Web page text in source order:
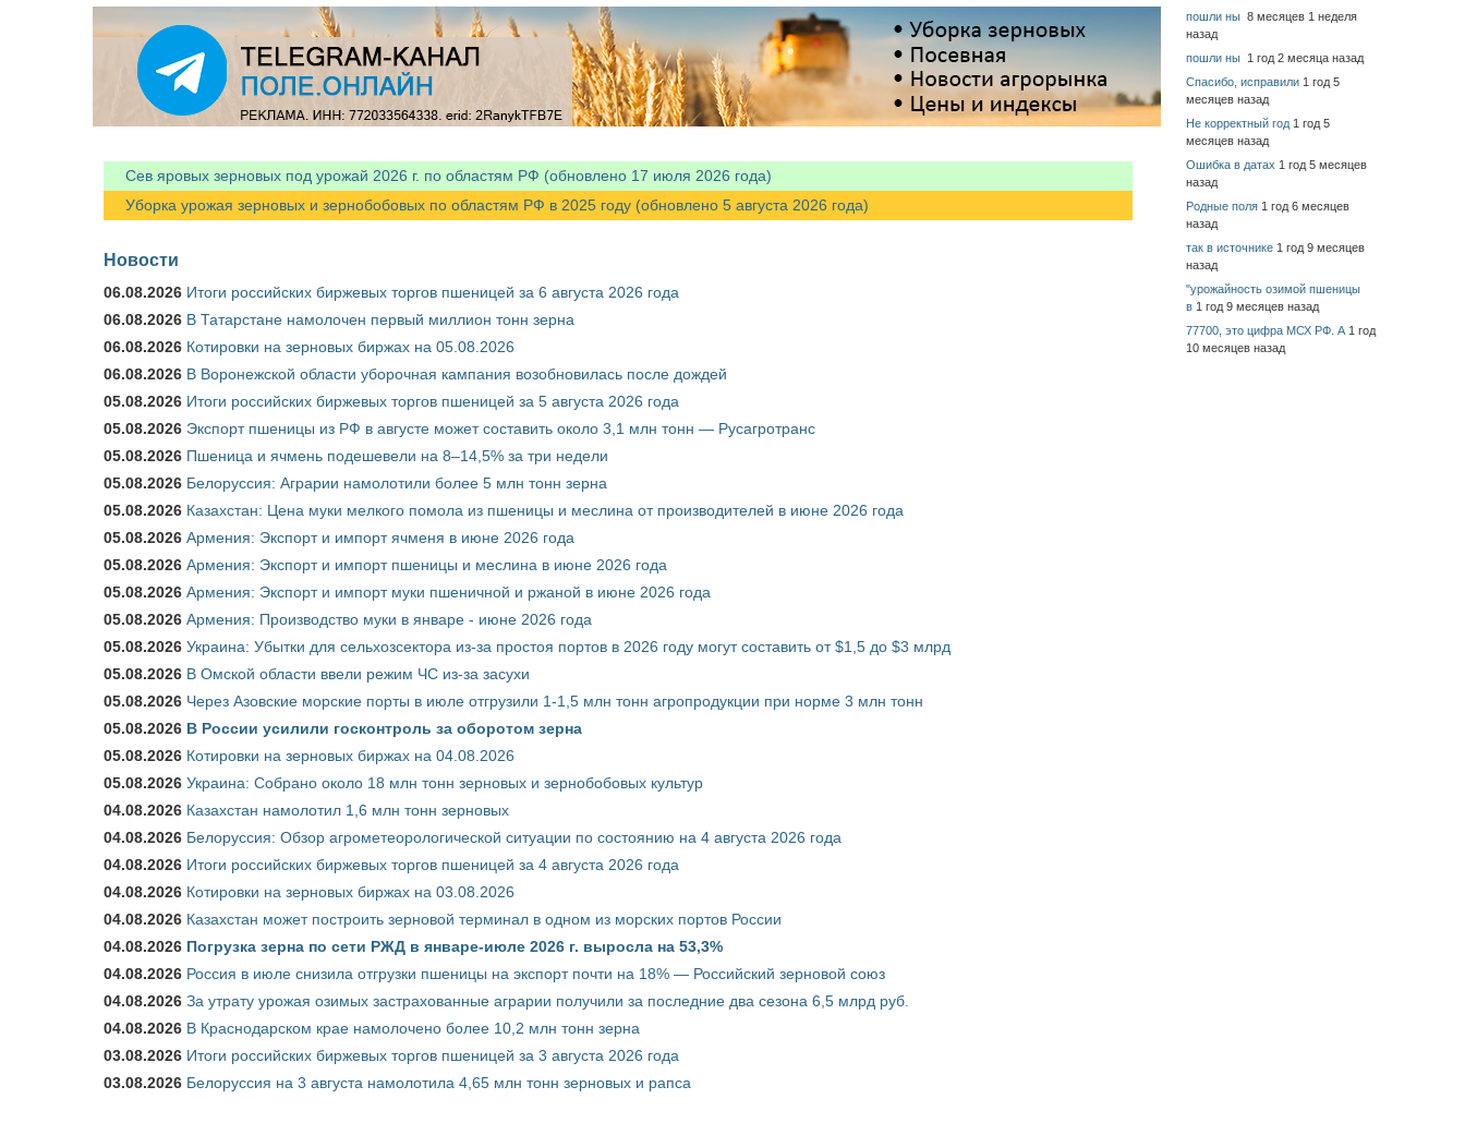
Сев яровых зерновых под урожай 2026 г. по областям РФ (обновлено 17 июля 2026 года)
Уборка урожая зерновых и зернобобовых по областям РФ в 2025 году (обновлено 5 августа 2026 года)
Новости
06.08.2026 Итоги российских биржевых торгов пшеницей за 6 августа 2026 года
06.08.2026 В Татарстане намолочен первый миллион тонн зерна
06.08.2026 Котировки на зерновых биржах на 05.08.2026
06.08.2026 В Воронежской области уборочная кампания возобновилась после дождей
05.08.2026 Итоги российских биржевых торгов пшеницей за 5 августа 2026 года
05.08.2026 Экспорт пшеницы из РФ в августе может составить около 3,1 млн тонн — Русагротранс
05.08.2026 Пшеница и ячмень подешевели на 8–14,5% за три недели
05.08.2026 Белоруссия: Аграрии намолотили более 5 млн тонн зерна
05.08.2026 Казахстан: Цена муки мелкого помола из пшеницы и меслина от производителей в июне 2026 года
05.08.2026 Армения: Экспорт и импорт ячменя в июне 2026 года
05.08.2026 Армения: Экспорт и импорт пшеницы и меслина в июне 2026 года
05.08.2026 Армения: Экспорт и импорт муки пшеничной и ржаной в июне 2026 года
05.08.2026 Армения: Производство муки в январе - июне 2026 года
05.08.2026 Украина: Убытки для сельхозсектора из-за простоя портов в 2026 году могут составить от $1,5 до $3 млрд
05.08.2026 В Омской области ввели режим ЧС из-за засухи
05.08.2026 Через Азовские морские порты в июле отгрузили 1-1,5 млн тонн агропродукции при норме 3 млн тонн
05.08.2026 В России усилили госконтроль за оборотом зерна
05.08.2026 Котировки на зерновых биржах на 04.08.2026
05.08.2026 Украина: Собрано около 18 млн тонн зерновых и зернобобовых культур
04.08.2026 Казахстан намолотил 1,6 млн тонн зерновых
04.08.2026 Белоруссия: Обзор агрометеорологической ситуации по состоянию на 4 августа 2026 года
04.08.2026 Итоги российских биржевых торгов пшеницей за 4 августа 2026 года
04.08.2026 Котировки на зерновых биржах на 03.08.2026
04.08.2026 Казахстан может построить зерновой терминал в одном из морских портов России
04.08.2026 Погрузка зерна по сети РЖД в январе-июле 2026 г. выросла на 53,3%
04.08.2026 Россия в июле снизила отгрузки пшеницы на экспорт почти на 18% — Российский зерновой союз
04.08.2026 За утрату урожая озимых застрахованные аграрии получили за последние два сезона 6,5 млрд руб.
04.08.2026 В Краснодарском крае намолочено более 10,2 млн тонн зерна
03.08.2026 Итоги российских биржевых торгов пшеницей за 3 августа 2026 года
03.08.2026 Белоруссия на 3 августа намолотила 4,65 млн тонн зерновых и рапса
пошли ны 8 месяцев 1 неделя
назад
пошли ны 1 год 2 месяца назад
Спасибо, исправили 1 год 5
месяцев назад
Не корректный год 1 год 5
месяцев назад
Ошибка в датах 1 год 5 месяцев
назад
Родные поля 1 год 6 месяцев
назад
так в источнике 1 год 9 месяцев
назад
"урожайность озимой пшеницы
в 1 год 9 месяцев назад
77700, это цифра МСХ РФ. А 1 год
10 месяцев назад